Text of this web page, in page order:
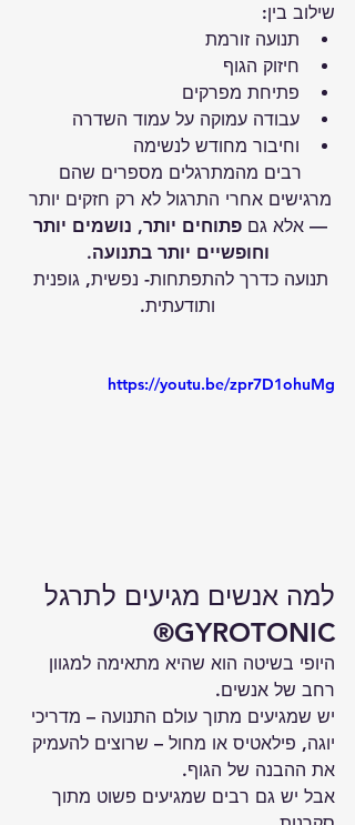
שילוב בין:
תנועה זורמת
חיזוק הגוף
פתיחת מפרקים
עבודה עמוקה על עמוד השדרה
וחיבור מחודש לנשימה
רבים מהמתרגלים מספרים שהם
מרגישים אחרי התרגול לא רק חזקים יותר
— אלא גם פתוחים יותר, נושמים יותר
וחופשיים יותר בתנועה.
תנועה כדרך להתפתחות- נפשית, גופנית
ותודעתית.
https://youtu.be/zpr7D1ohuMg
למה אנשים מגיעים לתרגל
GYROTONIC®
היופי בשיטה הוא שהיא מתאימה למגוון
רחב של אנשים.
יש שמגיעים מתוך עולם התנועה – מדריכי
יוגה, פילאטיס או מחול – שרוצים להעמיק
את ההבנה של הגוף.
אבל יש גם רבים שמגיעים פשוט מתוך